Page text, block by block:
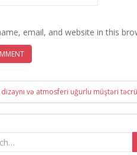
email, and website in this
dizaynı və atmosferi uğurlu müştəri